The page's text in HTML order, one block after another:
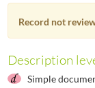
000017Notícias
000018 Notícias
000019Notícias
000020
000461Notícias
Record not
Description
Simple